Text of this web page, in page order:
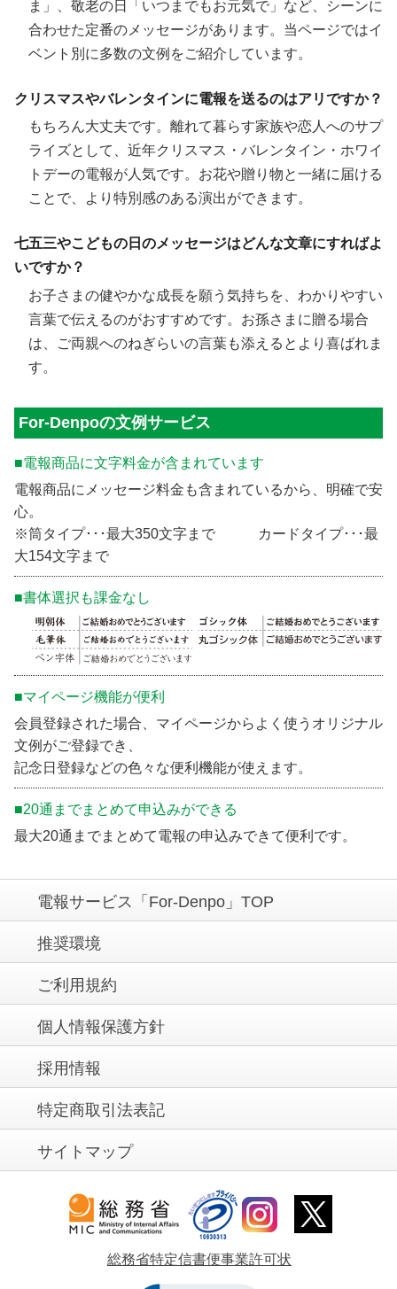
ま」、敬老の日「いつまでもお元気で」など、シーンに
合わせた定番のメッセージがあります。当ページではイ
ベント別に多数の文例をご紹介しています。
クリスマスやバレンタインに電報を送るのはアリですか？
もちろん大丈夫です。離れて暮らす家族や恋人へのサプ
ライズとして、近年クリスマス・バレンタイン・ホワイ
トデーの電報が人気です。お花や贈り物と一緒に届ける
ことで、より特別感のある演出ができます。
七五三やこどもの日のメッセージはどんな文章にすればよ
いですか？
お子さまの健やかな成長を願う気持ちを、わかりやすい
言葉で伝えるのがおすすめです。お孫さまに贈る場合
は、ご両親へのねぎらいの言葉も添えるとより喜ばれま
す。
For-Denpoの文例サービス
■電報商品に文字料金が含まれています
電報商品にメッセージ料金も含まれているから、明確で安
心。
※筒タイプ･･･最大350文字まで カードタイプ･･･最
大154文字まで
■書体選択も課金なし
■マイページ機能が便利
会員登録された場合、マイページからよく使うオリジナル
文例がご登録でき、
記念日登録などの色々な便利機能が使えます。
■20通までまとめて申込みができる
最大20通までまとめて電報の申込みできて便利です。
電報サービス「For-Denpo」TOP
推奨環境
ご利用規約
個人情報保護方針
採用情報
特定商取引法表記
サイトマップ
総務省特定信書便事業許可状